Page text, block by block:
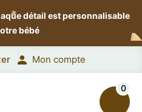
détail est personnalisable
bébé
Mon compte
0